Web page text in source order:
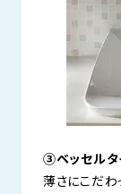
③ベッセルタ
薄さにこだわ